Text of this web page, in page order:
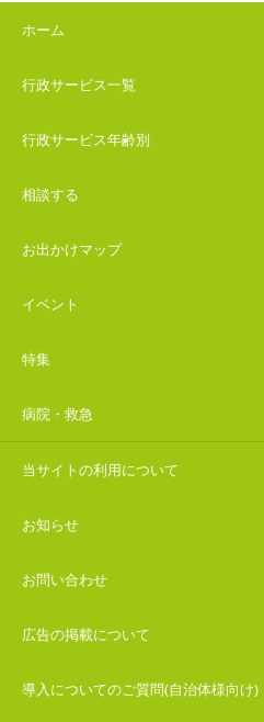
ホーム
行政サービス一覧
行政サービス年齢別
相談する
お出かけマップ
イベント
特集
病院・救急
当サイトの利用について
お知らせ
お問い合わせ
広告の掲載について
導入についてのご質問(自治体様向け)